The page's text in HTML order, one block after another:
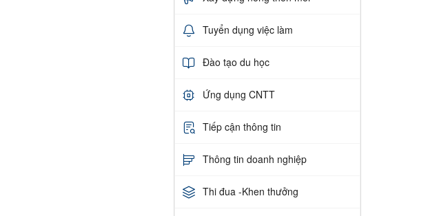
Tuyển dụng việc làm
Đào tạo du học
Ứng dụng CNTT
Tiếp cận thông tin
Thông tin doanh nghiệp
Thi đua -Khen thưởng